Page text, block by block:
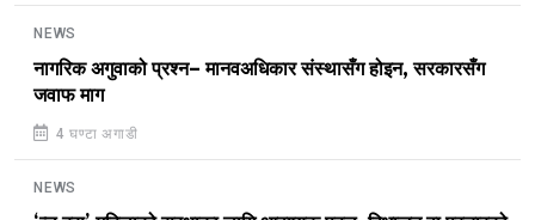
NEWS
नागरिक अगुवाको प्रश्न– मानवअधिकार संस्थासँग होइन, सरकारसँग
जवाफ माग
4 घण्टा अगाडी
NEWS